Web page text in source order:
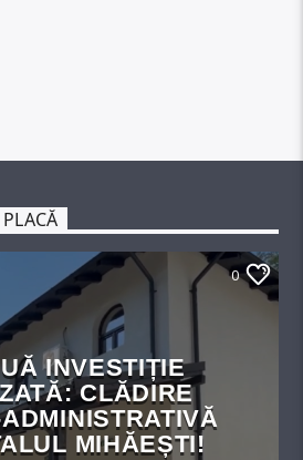
0
INVESTIȚIE
CLĂDIRE
MIHĂEȘTI!​